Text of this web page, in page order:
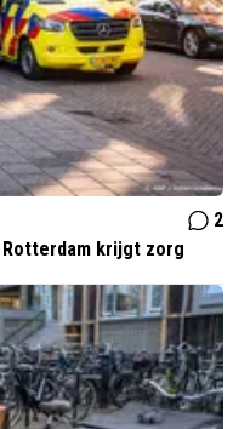
2
krijgt zorg